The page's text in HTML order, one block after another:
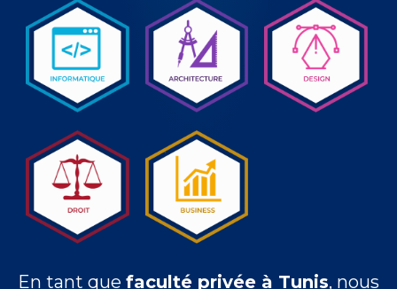
En tant que faculté privée à Tunis, nous